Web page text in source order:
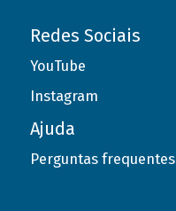
Redes Sociais
YouTube
Instagram
Ajuda
Perguntas frequentes